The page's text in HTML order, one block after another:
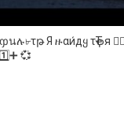
นሉ৮τթ Я ዙαи́дყ τҿЂя
💞